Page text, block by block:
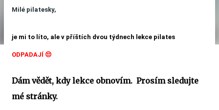
Milé pilatesky,
je mi to líto, ale v příštích dvou týdnech lekce pilates
ODPADAJÍ 😔
Dám vědět, kdy lekce obnovím. Prosím sledujte
mé stránky.